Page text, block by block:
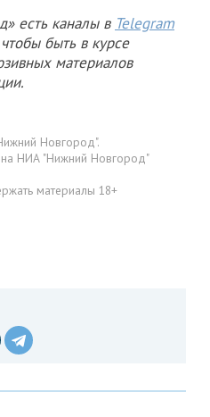
есть каналы в Telegram
быть в курсе
материалов
Новгород".
на НИА "Нижний Новгород"
материалы 18+